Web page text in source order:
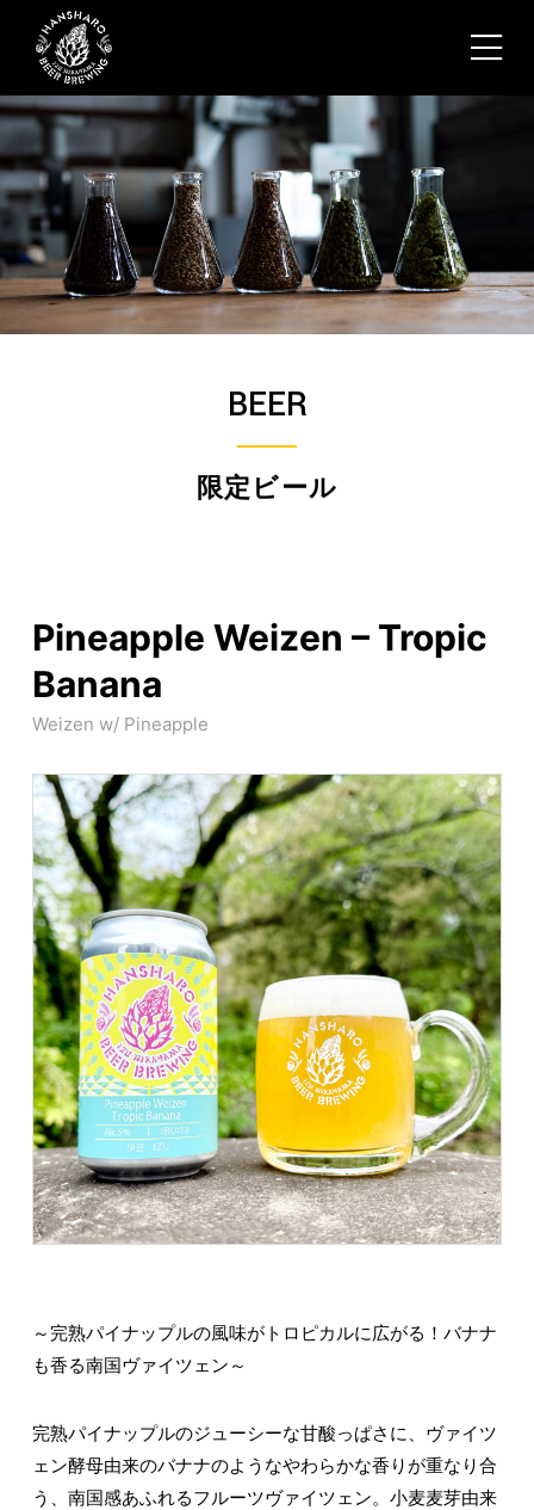
BEER
限定ビール
Pineapple Weizen – Tropic
Banana
Weizen w/ Pineapple
～完熟パイナップルの風味がトロピカルに広がる！バナナ
も香る南国ヴァイツェン～
完熟パイナップルのジューシーな甘酸っぱさに、ヴァイツ
ェン酵母由来のバナナのようなやわらかな香りが重なり合
う、南国感あふれるフルーツヴァイツェン。小麦麦芽由来